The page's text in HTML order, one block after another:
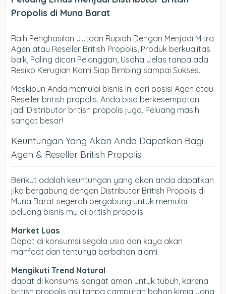
Propolis di Muna Barat
Raih Penghasilan Jutaan Rupiah Dengan Menjadi Mitra
Agen atau Reseller British Propolis, Produk berkualitas
baik, Paling dicari Pelanggan, Usaha Jelas tanpa ada
Resiko Kerugian Kami Siap Bimbing sampai Sukses.
Meskipun Anda memulai bisnis ini dari posisi Agen atau
Reseller british propolis. Anda bisa berkesempatan
jadi Distributor british propolis juga. Peluang masih
sangat besar!
Keuntungan Yang Akan Anda Dapatkan Bagi
Agen & Reseller British Propolis
Berikut adalah keuntungan yang akan anda dapatkan
jika bergabung dengan Distributor British Propolis di
Muna Barat segerah bergabung untuk memulai
peluang bisnis mu di british propolis.
Market Luas
Dapat di konsumsi segala usia dan kaya akan
manfaat dan tentunya berbahan alami.
Mengikuti Trend Natural
dapat di konsumsi sangat aman untuk tubuh, karena
british propolis asli tanpa campuran bahan kimia yang